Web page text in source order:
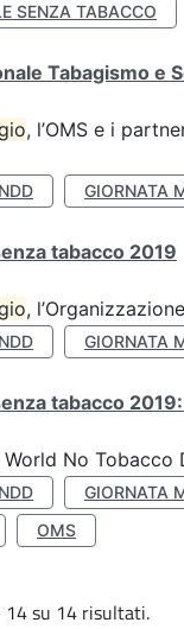
SENZA TABACCO
Tabagismo e
, l’OMS e i
GIORNATA
tabacco 2019
,
GIORNATA
tabacco
World No
GIORNATA
OMS
su 14 risultati.